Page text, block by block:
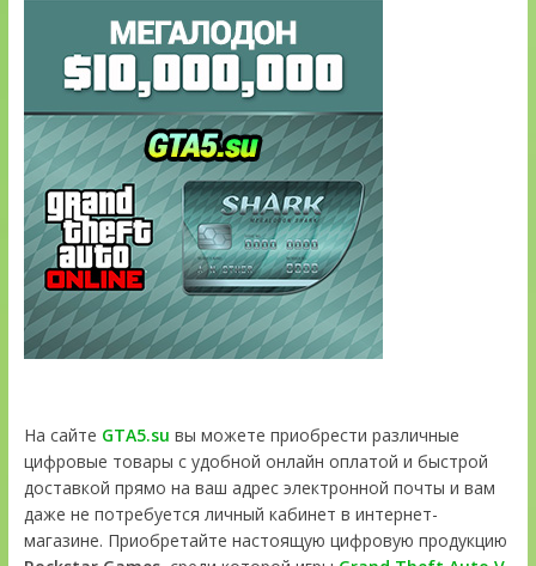
На сайте GTA5.su вы можете приобрести различные
цифровые товары с удобной онлайн оплатой и быстрой
доставкой прямо на ваш адрес электронной почты и вам
даже не потребуется личный кабинет в интернет-
магазине. Приобретайте настоящую цифровую продукцию